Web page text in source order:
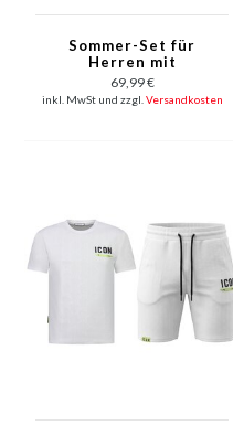
Sommer-Set für
Herren mit
Blumenmuster –
Blumenanzug mit
Shorts, Herren-
69,99 €
inkl. MwSt und zzgl. Versandkosten